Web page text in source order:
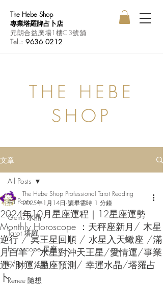
The Hebe Shop
專業塔羅牌占卜店
元朗合益廣場1樓C3號舖
Tel.:9636 0212
THE HEBE
SHOP
文章
All Posts
Gems 水晶
Tarot 塔羅
Horoscope 星座
EVENTS 活動
Renee 隨想
All Posts
2024年10月星座運程｜12星座運勢
Monthly Horoscope ：天秤座新月/ 木星
逆行 / 冥王星回順 / 水星入天蠍座 /滿
月白羊 / 水星對沖天王星/愛情運/事業
運/財運/星座預測/ 幸運水晶/塔羅占
卜
The Hebe Shop Professional Tarot Reading
2025年1月14日 讀畢需時 1 分鐘